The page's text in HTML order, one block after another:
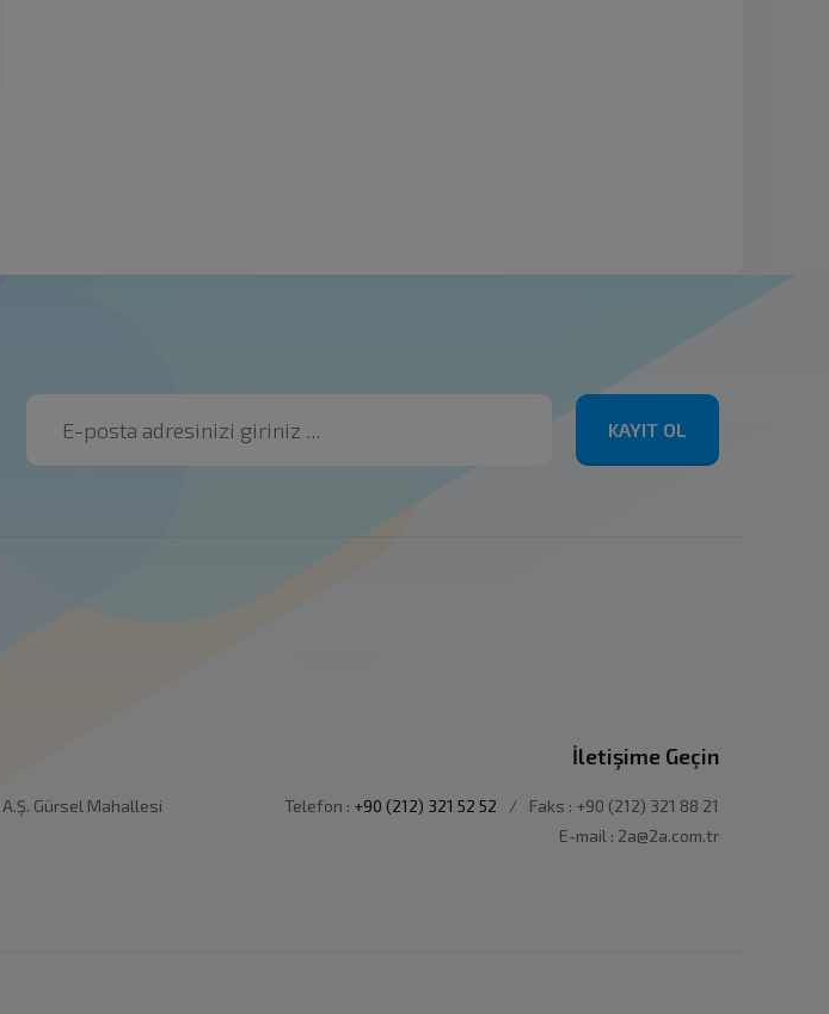
KAYIT OL
Gürsel Mahallesi
İletişime Geçin
Telefon : +90 (212) 321 52 52 /
Faks : +90 (212) 321 88 21
E-mail : 2a@2a.com.tr